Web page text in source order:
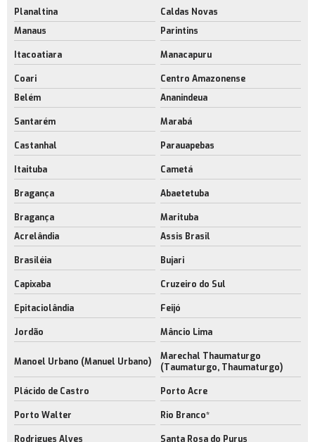
Planaltina
Caldas Novas
Manaus
Parintins
Itacoatiara Manacapuru
Coari
Centro Amazonense
Belém
Ananindeua
Santarém Marabá
Castanhal Parauapebas
Itaituba Cametá
Bragança Abaetetuba
Bragança
Marituba
Acrelândia
Assis Brasil
Brasiléia Bujari
Capixaba Cruzeiro do Sul
Epitaciolândia Feijó
Jordão Mâncio Lima
Manoel Urbano (Manuel Urbano)
Marechal Thaumaturgo
(Taumaturgo, Thaumaturgo)
Plácido de Castro Porto Acre
Porto Walter Rio Branco*
Rodrigues Alves Santa Rosa do Purus